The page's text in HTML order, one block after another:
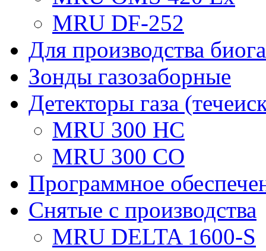
MRU DF-252
Для производства
Зонды газозаборные
Детекторы газа
MRU 300 HC
MRU 300 CO
Программное
Снятые с производства
MRU DELTA 1600-S